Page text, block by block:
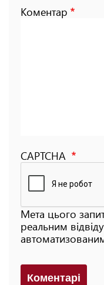
Коментар
CAPTCHA
Мета цього
реальним
Коментарi